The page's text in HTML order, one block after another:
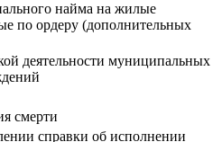
найма на жилые
по ордеру (дополнительных
деятельности муниципальных
смерти
справки об исполнении